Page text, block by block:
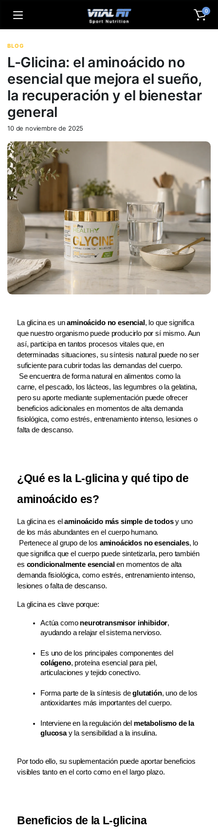
0
BLOG
L-Glicina: el aminoácido no
esencial que mejora el sueño,
la recuperación y el bienestar
general
10 de noviembre de 2025
La glicina es un aminoácido no esencial, lo que significa
que nuestro organismo puede producirlo por sí mismo. Aun
así, participa en tantos procesos vitales que, en
determinadas situaciones, su síntesis natural puede no ser
suficiente para cubrir todas las demandas del cuerpo.
carne, el pescado, los lácteos, las legumbres o la gelatina,
pero su aporte mediante suplementación puede ofrecer
beneficios adicionales en momentos de alta demanda
fisiológica, como estrés, entrenamiento intenso, lesiones o
falta de descanso.
¿Qué es la L-glicina y qué tipo de
aminoácido es?
La glicina es el aminoácido más simple de todos y uno
de los más abundantes en el cuerpo humano.
Pertenece al grupo de los aminoácidos no esenciales, lo
que significa que el cuerpo puede sintetizarla, pero también
es condicionalmente esencial en momentos de alta
demanda fisiológica, como estrés, entrenamiento intenso,
lesiones o falta de descanso.
La glicina es clave porque:
Actúa como neurotransmisor inhibidor,
ayudando a relajar el sistema nervioso.
Es uno de los principales componentes del
colágeno, proteína esencial para piel,
articulaciones y tejido conectivo.
Forma parte de la síntesis de glutatión, uno de los
antioxidantes más importantes del cuerpo.
Interviene en la regulación del metabolismo de la
glucosa y la sensibilidad a la insulina.
Por todo ello, su suplementación puede aportar beneficios
visibles tanto en el corto como en el largo plazo.
Beneficios de la L-glicina